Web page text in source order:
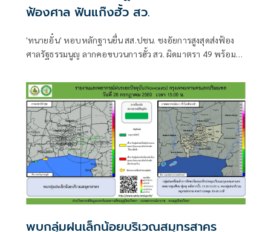
ฟ้องศาล ฟันแก๊งฮั้ว สว.
'ทนายอั๋น' หอบหลักฐานยื่น สส.ปชน. ชงอัยการสูงสุดส่งฟ้อง
ศาลรัฐธรรมนูญ ลากคอขบวนการฮั้ว สว. ผิดมาตรา 49 พร้อม
พบกลุ่มฝนเล็กน้อยบริเวณสมุทรสาคร